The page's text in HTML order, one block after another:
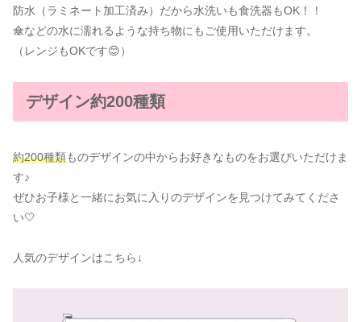
防水（ラミネート加工済み）だから水洗いも食洗器もOK！！
傘などの水に濡れるような持ち物にもご使用いただけます。
（レンジもOKです😊）
デザイン約200種類
約200種類ものデザインの中からお好きなものをお選びいただけま
す♪
ぜひお子様と一緒にお気に入りのデザインを見つけてみてくださ
い🤍
人気のデザインはこちら↓